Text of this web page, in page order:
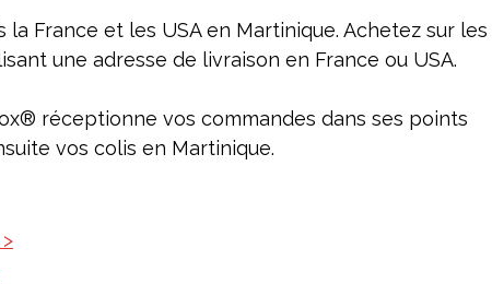
France et les USA en Martinique. Achetez sur les
une adresse de livraison en France ou USA.
réceptionne vos commandes dans ses points
vos colis en Martinique.